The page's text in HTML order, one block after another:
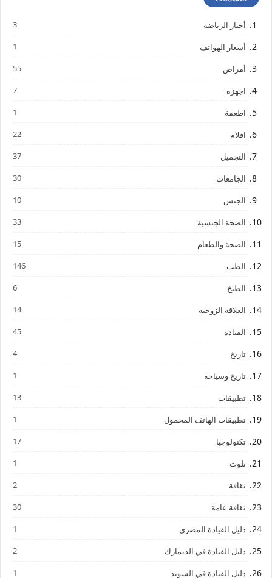
أخبار الرياضة 3
أسعار الهواتف 1
أمراض 55
اجهزة 7
اطعمة 1
افلام 22
التجميل 37
الجامعات 30
الجنس 10
الصحة الجنسية 33
الصحة والطعام 15
الطب 146
الطبخ 6
العلاقة الزوجية 14
القيادة 45
تاريخ 4
تاريخ وسياحة 1
تطبيقات 13
تطبيقات الهاتف المحمول 1
تكنولوجيا 17
تلوث 1
ثقافة 2
ثقافة عامة 30
دليل القيادة المصري 1
دليل القيادة في الدنمارك 2
دليل القيادة في السويد 1